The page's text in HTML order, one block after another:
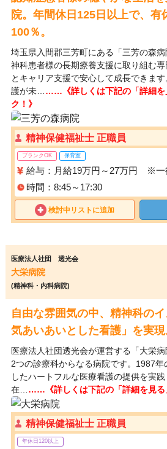
院。年間休日125日以上で、有
100％。
埼玉県入間郡三芳町にある「三芳の森
神科患者様の長期療養支援に取り組む
とキャリア支援で安心して成長できま
護が未… ……《詳しくは下記の「詳細を
ク！》
精神保健福祉士 正職員
ブランクOK 保育室
給与：月給19万円～27万円 ※一
時間：8:45～17:30
検討中リストに追加
医療法人社団 透光会
大栄病院
(精神科・内科病院)
自由な雰囲気の中、精神科の
気あいあいとした看護」を実現
医療法人社団透光会が運営する「大栄
2つの診療科からなる病院です。1987
したハートフルな医療看護の提供を実
在… ……《詳しくは下記の「詳細を見る
精神保健福祉士 正職員
年休日120以上